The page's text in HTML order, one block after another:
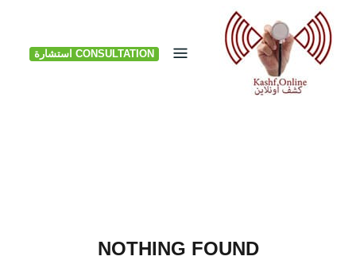
Skip
content
CONSULTATION استشارة
NOTHING FOUND